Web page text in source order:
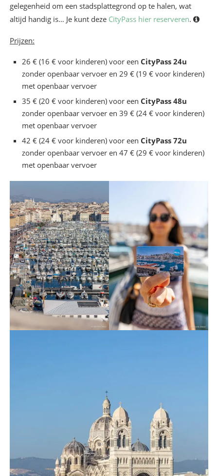
gelegenheid om een stadsplattegrond op te halen, wat
altijd handig is… Je kunt deze CityPass hier reserveren.
Prijzen:
26 € (16 € voor kinderen) voor een CityPass 24u
zonder openbaar vervoer en 29 € (19 € voor kinderen)
met openbaar vervoer
35 € (20 € voor kinderen) voor een CityPass 48u
zonder openbaar vervoer en 39 € (24 € voor kinderen)
met openbaar vervoer
42 € (24 € voor kinderen) voor een CityPass 72u
zonder openbaar vervoer en 47 € (29 € voor kinderen)
met openbaar vervoer